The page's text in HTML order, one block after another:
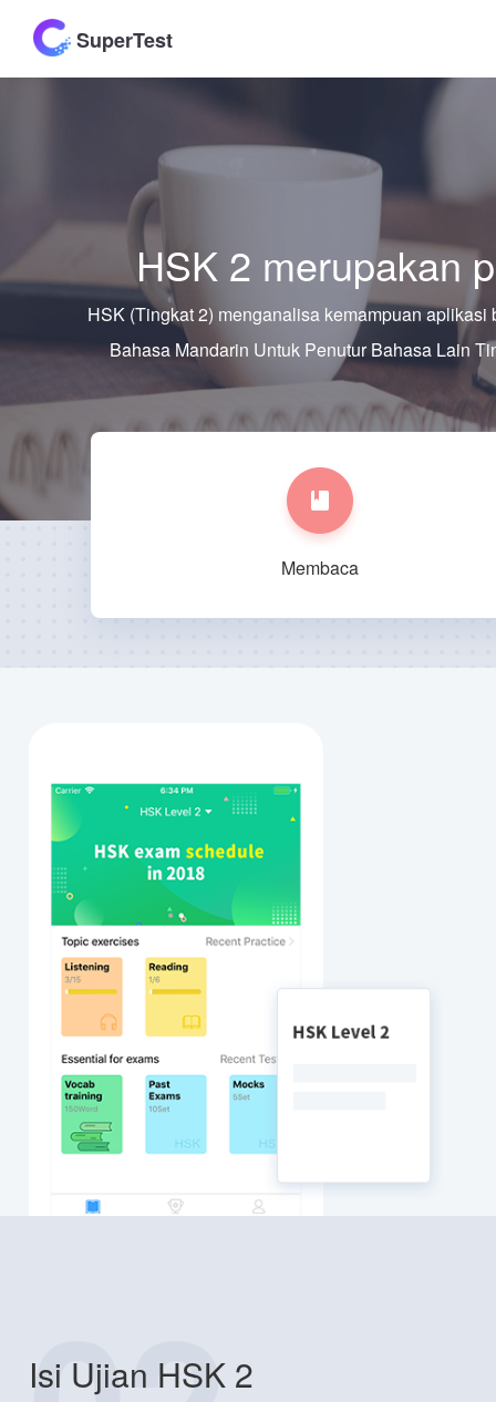
SuperTest
HSK 2 merupakan
HSK (Tingkat 2) menganalisa kemampuan
Bahasa Mandarin Untuk Penutur Bahasa Lain
Membaca
Isi Ujian HSK 2